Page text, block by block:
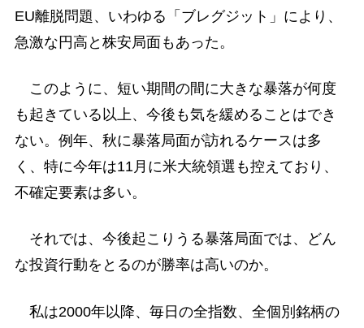
EU離脱問題、いわゆる「ブレグジット」により、
急激な円高と株安局面もあった。
このように、短い期間の間に大きな暴落が何度
も起きている以上、今後も気を緩めることはでき
ない。例年、秋に暴落局面が訪れるケースは多
く、特に今年は11月に米大統領選も控えており、
不確定要素は多い。
それでは、今後起こりうる暴落局面では、どん
な投資行動をとるのが勝率は高いのか。
私は2000年以降、毎日の全指数、全個別銘柄の